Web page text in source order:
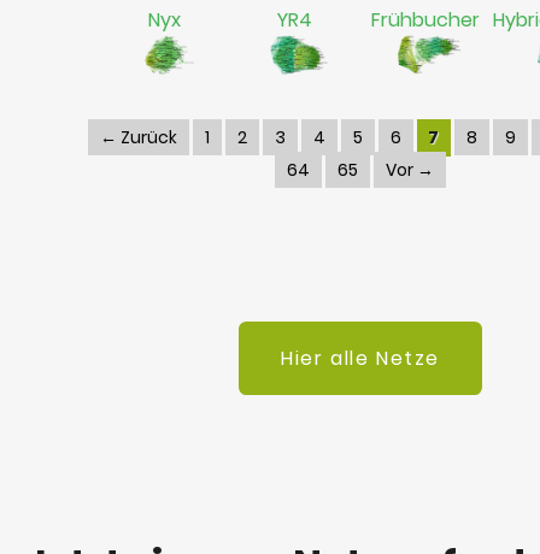
Nyx YR4 Frühbucher
← Zurück 1 2 3 4 5 6 7 8
9
64
65 Vor →
Hier alle Netze